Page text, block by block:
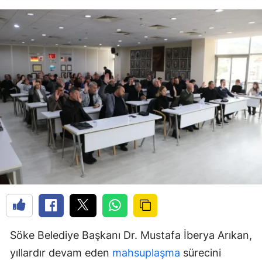
Söke Belediye Başkanı Dr. Mustafa İberya Arıkan,
yıllardır devam eden mahsuplaşma sürecini